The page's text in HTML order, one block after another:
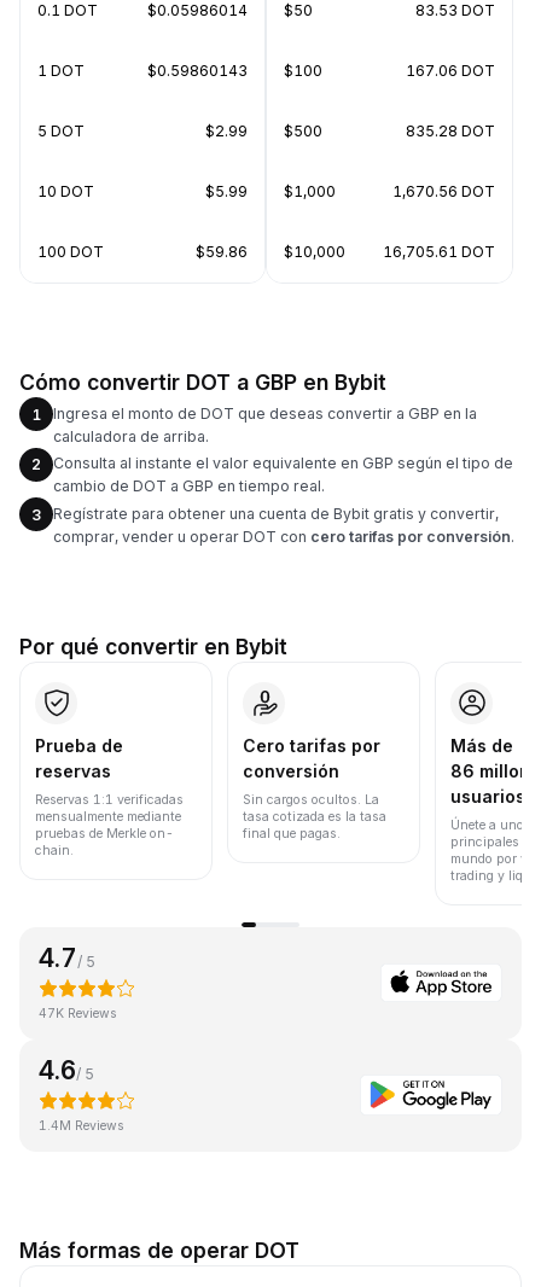
0.1 DOT $0.05986014
1 DOT $0.59860143
5 DOT $2.99
10 DOT $5.99
100 DOT $59.86
$50 83.53 DOT
$100 167.06 DOT
$500 835.28 DOT
$1,000 1,670.56 DOT
$10,000 16,705.61 DOT
Cómo convertir DOT a GBP en Bybit
1
Ingresa el monto de DOT que deseas convertir a GBP en la
calculadora de arriba.
2
Consulta al instante el valor equivalente en GBP según el tipo de
cambio de DOT a GBP en tiempo real.
3
Regístrate para obtener una cuenta de Bybit gratis y convertir,
comprar, vender u operar DOT con cero tarifas por conversión.
Por qué convertir en Bybit
Prueba de
reservas
Reservas 1:1 verificadas
mensualmente mediante
pruebas de Merkle on-
chain.
Cero tarifas por
conversión
Sin cargos ocultos. La
tasa cotizada es la tasa
final que pagas.
Más de
86
usuarios
Únete a uno
principales
mundo por
trading y
4.7 / 5
47K Reviews
4.6/ 5
1.4M Reviews
Más formas de operar DOT